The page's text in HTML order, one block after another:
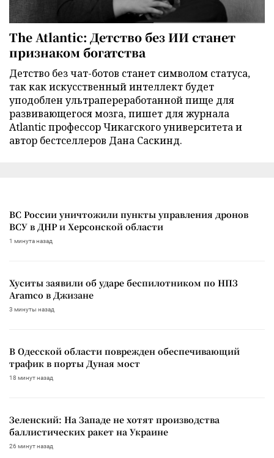
The Atlantic: Детство без ИИ станет
признаком богатства
Детство без чат-ботов станет символом статуса,
так как искусственный интеллект будет
уподоблен ультрапереработанной пище для
развивающегося мозга, пишет для журнала
Atlantic профессор Чикагского университета и
автор бестселлеров Дана Саскинд.
ВС России уничтожили пункты управления дронов
ВСУ в ДНР и Херсонской области
1 минута назад
Хуситы заявили об ударе беспилотником по НПЗ
Aramco в Джизане
3 минуты назад
В Одесской области поврежден обеспечивающий
трафик в порты Дуная мост
18 минут назад
Зеленский: На Западе не хотят производства
баллистических ракет на Украине
26 минут назад